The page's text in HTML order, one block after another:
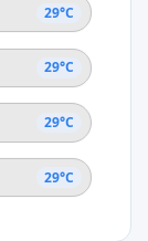
29°C
29°C
29°C
29°C